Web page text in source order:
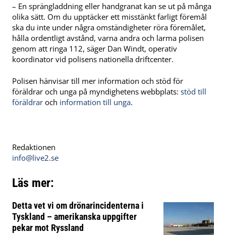
– En sprängladdning eller handgranat kan se ut på många
olika sätt. Om du upptäcker ett misstänkt farligt föremål
ska du inte under några omständigheter röra föremålet,
hålla ordentligt avstånd, varna andra och larma polisen
genom att ringa 112, säger Dan Windt, operativ
koordinator vid polisens nationella driftcenter.
Polisen hänvisar till mer information och stöd för
föräldrar och unga på myndighetens webbplats: stöd till
föräldrar och information till unga.
Redaktionen
info@live2.se
Läs mer:
Detta vet vi om drönarincidenterna i
Tyskland – amerikanska uppgifter
pekar mot Ryssland